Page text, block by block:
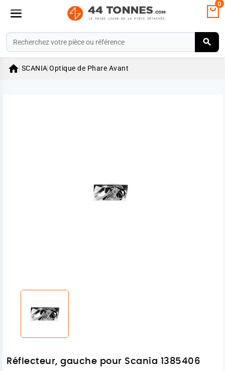
0
 SCANIA Optique de Phare Avant
Réflecteur, gauche pour Scania 1385406